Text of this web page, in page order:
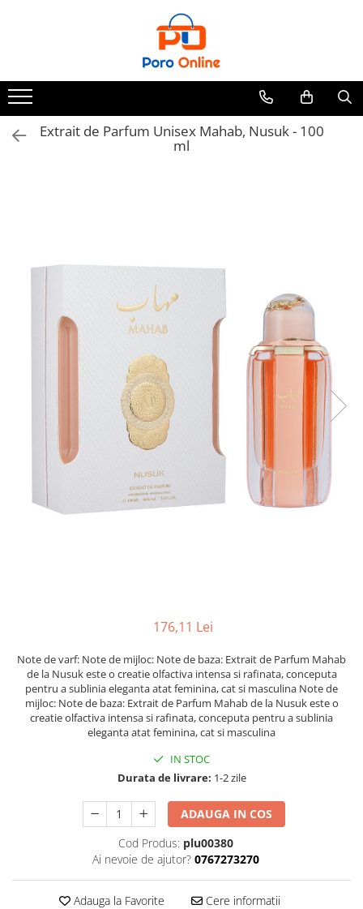
Al Absar
Parfum
Clone
Parfum tip fiola
Extrait de Parfum Unisex Mahab, Nusuk - 100
ml
176,11 Lei
Note de varf: Note de mijloc: Note de baza: Extrait de Parfum Mahab
de la Nusuk este o creatie olfactiva intensa si rafinata, conceputa
pentru a sublinia eleganta atat feminina, cat si masculina Note de
mijloc: Note de baza: Extrait de Parfum Mahab de la Nusuk este o
creatie olfactiva intensa si rafinata, conceputa pentru a sublinia
eleganta atat feminina, cat si masculina
IN STOC
Durata de livrare: 1-2 zile
ADAUGA IN COS
Cod Produs: plu00380
Ai nevoie de ajutor? 0767273270
Adauga la Favorite Cere informatii